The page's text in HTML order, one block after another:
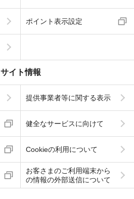
ポイント表示設定
サイト情報
提供事業者等に関する表示
健全なサービスに向けて
Cookieの利用について
お客さまのご利用端末から
の情報の外部送信について